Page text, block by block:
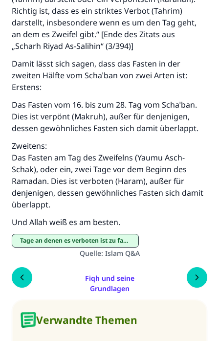
Richtig ist, dass es ein striktes Verbot (Tahrim)
darstellt, insbesondere wenn es um den Tag geht,
an dem es Zweifel gibt.“ [Ende des Zitats aus
„Scharh Riyad As-Salihin“ (3/394)]
Damit lässt sich sagen, dass das Fasten in der
zweiten Hälfte vom Schaˈban von zwei Arten ist:
Erstens:
Das Fasten vom 16. bis zum 28. Tag vom Schaˈban.
Dies ist verpönt (Makruh), außer für denjenigen,
dessen gewöhnliches Fasten sich damit überlappt.
Zweitens:
Das Fasten am Tag des Zweifelns (Yaumu Asch-
Schak), oder ein, zwei Tage vor dem Beginn des
Ramadan. Dies ist verboten (Haram), außer für
denjenigen, dessen gewöhnliches Fasten sich damit
überlappt.
Und Allah weiß es am besten.
Tage an denen es verboten ist zu fasten
Quelle: Islam Q&A
Fiqh und seine
Grundlagen
Verwandte Themen